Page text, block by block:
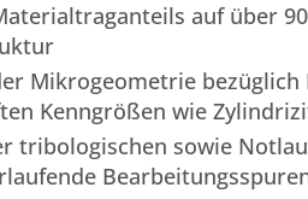
auf über
Mikrogeometrie
Kenngrößen wie
tribologischen sowie